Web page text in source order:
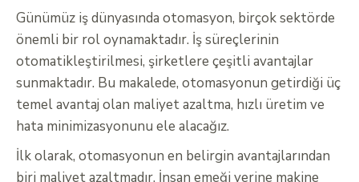
Günümüz iş dünyasında otomasyon, birçok sektörde
önemli bir rol oynamaktadır. İş süreçlerinin
otomatikleştirilmesi, şirketlere çeşitli avantajlar
sunmaktadır. Bu makalede, otomasyonun getirdiği üç
temel avantaj olan maliyet azaltma, hızlı üretim ve
hata minimizasyonunu ele alacağız.
İlk olarak, otomasyonun en belirgin avantajlarından
biri maliyet azaltmadır. İnsan emeği yerine makine